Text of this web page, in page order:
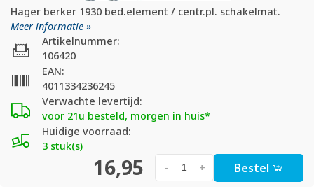
Hager berker 1930 bed.element / centr.pl. schakelmat.
Meer informatie »
Verwachte levertijd:
voor 21u besteld, morgen in huis*
Huidige voorraad:
3 stuk(s)
Artikelnummer:
106420
EAN:
4011334236245
16,95 +
- Bestel